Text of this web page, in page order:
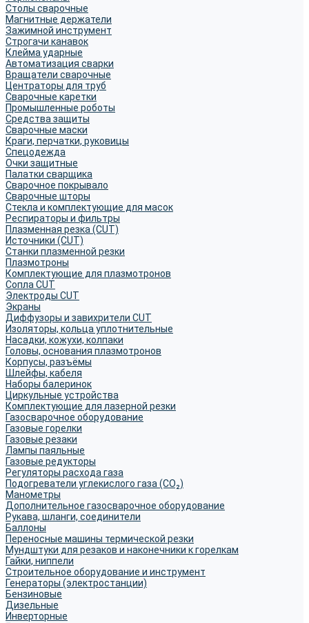
Столы сварочные
Магнитные держатели
Зажимной инструмент
Строгачи канавок
Клейма ударные
Автоматизация сварки
Вращатели сварочные
Центраторы для труб
Сварочные каретки
Промышленные роботы
Средства защиты
Сварочные маски
Краги, перчатки, руковицы
Спецодежда
Очки защитные
Палатки сварщика
Сварочное покрывало
Сварочные шторы
Стекла и комплектующие для масок
Респираторы и фильтры
Плазменная резка (CUT)
Источники (CUT)
Станки плазменной резки
Плазмотроны
Комплектующие для плазмотронов
Сопла CUT
Электроды CUT
Экраны
Диффузоры и завихрители CUT
Изоляторы, кольца уплотнительные
Насадки, кожухи, колпаки
Головы, основания плазмотронов
Корпусы, разъёмы
Шлейфы, кабеля
Наборы балеринок
Циркульные устройства
Комплектующие для лазерной резки
Газосварочное оборудование
Газовые горелки
Газовые резаки
Лампы паяльные
Газовые редукторы
Регуляторы расхода газа
Подогреватели углекислого газа (CO₂)
Манометры
Дополнительное газосварочное оборудование
Рукава, шланги, соединители
Баллоны
Переносные машины термической резки
Мундштуки для резаков и наконечники к горелкам
Гайки, ниппели
Строительное оборудование и инструмент
Генераторы (электростанции)
Бензиновые
Дизельные
Инверторные